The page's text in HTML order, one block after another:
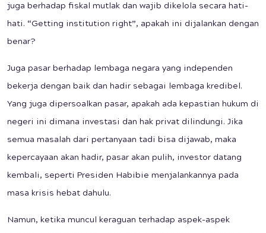
juga berhadap fiskal mutlak dan wajib dikelola secara hati-
hati. “Getting institution right”, apakah ini dijalankan dengan
benar?
Juga pasar berhadap lembaga negara yang independen
bekerja dengan baik dan hadir sebagai lembaga kredibel.
Yang juga dipersoalkan pasar, apakah ada kepastian hukum di
negeri ini dimana investasi dan hak privat dilindungi. Jika
semua masalah dari pertanyaan tadi bisa dijawab, maka
kepercayaan akan hadir, pasar akan pulih, investor datang
kembali, seperti Presiden Habibie menjalankannya pada
masa krisis hebat dahulu.
Namun, ketika muncul keraguan terhadap aspek-aspek